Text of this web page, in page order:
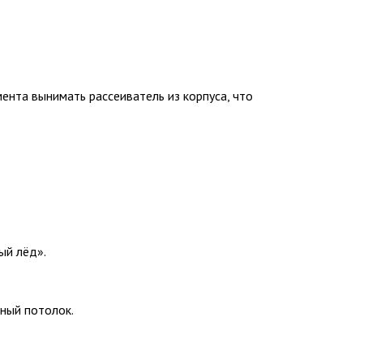
вынимать рассеиватель из корпуса, что
лёд».
потолок.